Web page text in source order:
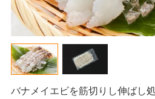
バナメイエビを筋切りし伸ばし